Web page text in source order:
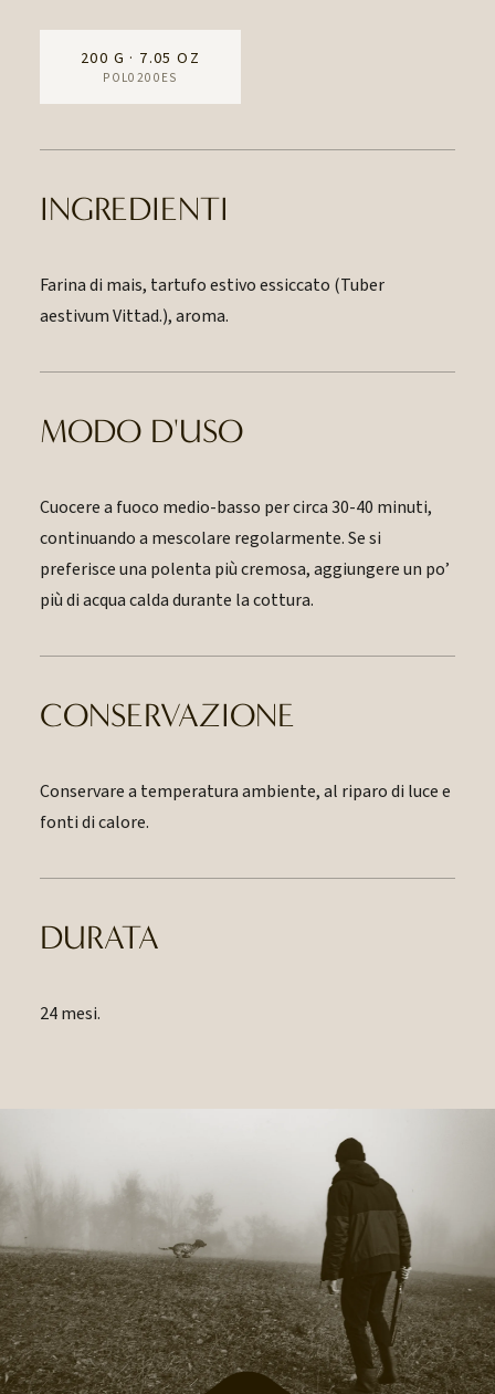
200 G · 7.05 OZ
POL0200ES
INGREDIENTI
Farina di mais, tartufo estivo essiccato (Tuber
aestivum Vittad.), aroma.
MODO D'USO
Cuocere a fuoco medio-basso per circa 30-40 minuti,
continuando a mescolare regolarmente. Se si
preferisce una polenta più cremosa, aggiungere un po’
più di acqua calda durante la cottura.
CONSERVAZIONE
Conservare a temperatura ambiente, al riparo di luce e
fonti di calore.
DURATA
24 mesi.